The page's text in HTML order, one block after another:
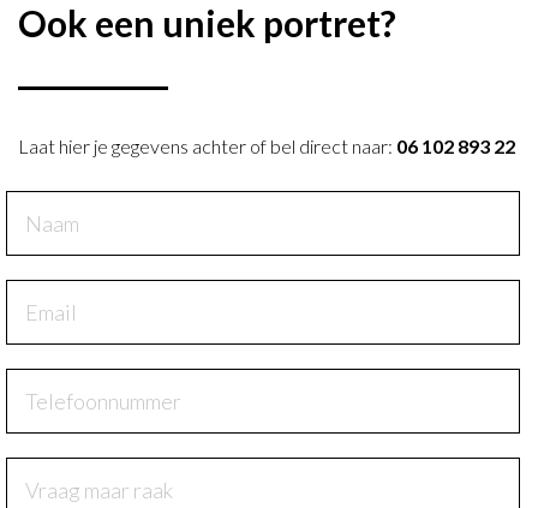
Ook een uniek portret?
Laat hier je gegevens achter of bel direct naar: 06 102 893 22